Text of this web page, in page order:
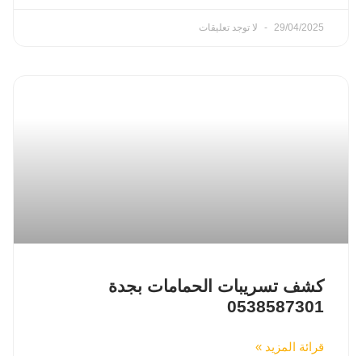
29/04/2025 لا توجد تعليقات
كشف تسريبات الحمامات بجدة
0538587301
قرائة المزيد »